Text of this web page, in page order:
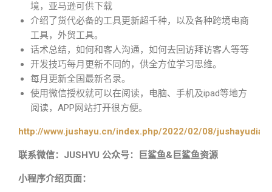
境，亚马逊可供下载
介绍了货代必备的工具更新超千种，以及各种跨境电商
工具，外贸工具。
话术总结，如何和客人沟通，如何去回访拜访客人等等
开发技巧每月更新不同的，供全方位学习思维。
每月更新全国最新名录。
使用微信授权就可以在阅读，电脑、手机及ipad等地方
阅读，APP网站打开很方便。
http://www.jushayu.cn/index.php/2022/02/08/
联系微信：JUSHYU 公众号：巨鲨鱼&巨鲨鱼资源
小程序介绍页面：